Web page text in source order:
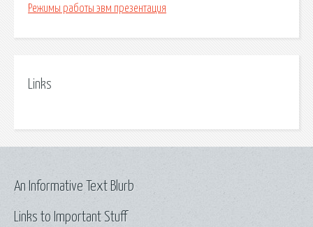
Режимы работы эвм презентация
Links
Links to Important Stuff
An Informative Text Blurb